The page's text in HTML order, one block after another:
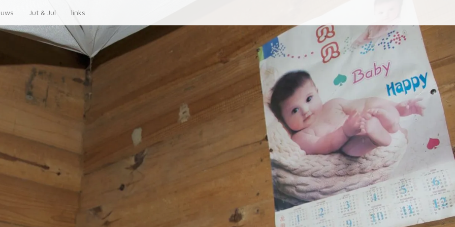
Jut & Jul links